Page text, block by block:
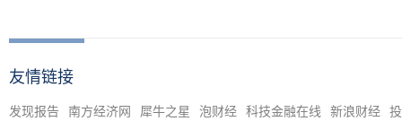
友情链接
发现报告 南方经济网 犀牛之星 泡财经 科技金融在线 新浪财经